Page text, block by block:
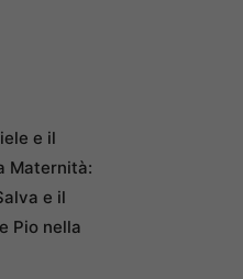
e il
Maternità:
e il
Pio nella